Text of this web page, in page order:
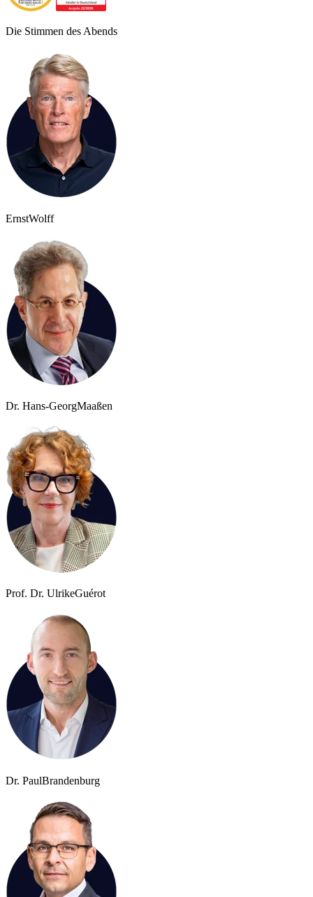
Die Stimmen des Abends
ErnstWolff
Dr. Hans-GeorgMaaßen
Prof. Dr. UlrikeGuérot
Dr. PaulBrandenburg